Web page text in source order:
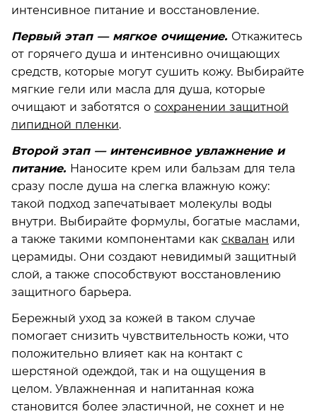
интенсивное питание и восстановление.
Первый этап — мягкое очищение. Откажитесь
от горячего душа и интенсивно очищающих
средств, которые могут сушить кожу. Выбирайте
мягкие гели или масла для душа, которые
очищают и заботятся о сохранении защитной
липидной пленки.
Второй этап — интенсивное увлажнение и
питание. Наносите крем или бальзам для тела
сразу после душа на слегка влажную кожу:
такой подход запечатывает молекулы воды
внутри. Выбирайте формулы, богатые маслами,
а также такими компонентами как сквалан или
церамиды. Они создают невидимый защитный
слой, а также способствуют восстановлению
защитного барьера.
Бережный уход за кожей в таком случае
помогает снизить чувствительность кожи, что
положительно влияет как на контакт с
шерстяной одеждой, так и на ощущения в
целом. Увлажненная и напитанная кожа
становится более эластичной, не сохнет и не